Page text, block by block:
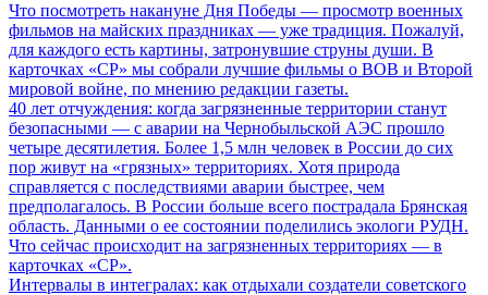
Что посмотреть накануне Дня Победы — просмотр военных
фильмов на майских праздниках — уже традиция. Пожалуй,
для каждого есть картины, затронувшие струны души. В
карточках «СР» мы собрали лучшие фильмы о ВОВ и Второй
мировой войне, по мнению редакции газеты.
40 лет отчуждения: когда загрязненные территории станут
безопасными — с аварии на Чернобыльской АЭС прошло
четыре десятилетия. Более 1,5 млн человек в России до сих
пор живут на «грязных» территориях. Хотя природа
справляется с последствиями аварии быстрее, чем
предполагалось. В России больше всего пострадала Брянская
область. Данными о ее состоянии поделились экологи РУДН.
Что сейчас происходит на загрязненных территориях — в
карточках «СР».
Интервалы в интегралах: как отдыхали создатели советского